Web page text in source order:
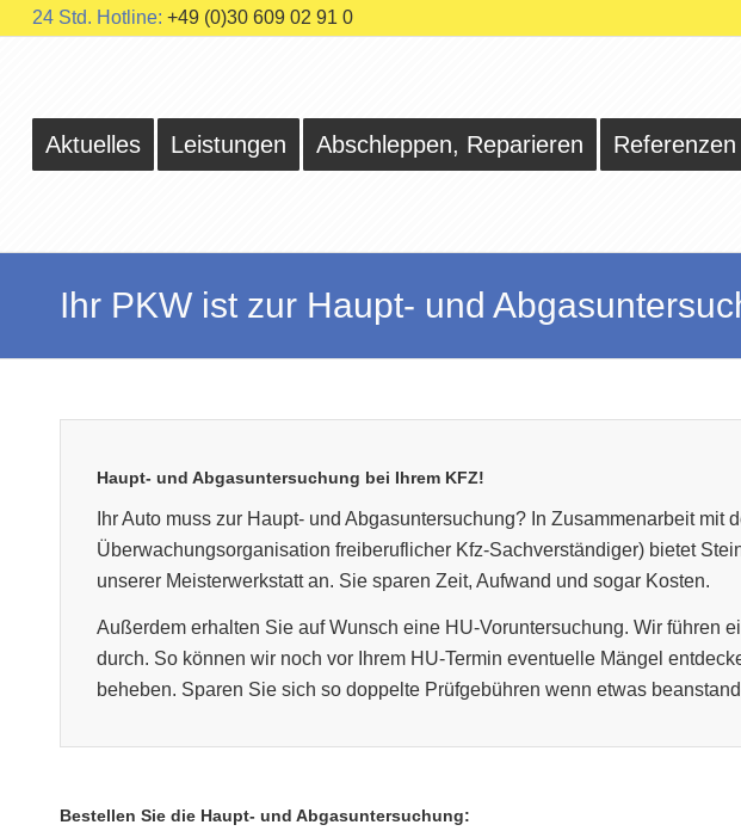
24 Std. Hotline: +49 (0)30 609 02 91 0
Aktuelles Leistungen Abschleppen, Reparieren Referenzen
Ihr PKW ist zur Haupt- und
Haupt- und Abgasuntersuchung bei Ihrem KFZ!
Ihr Auto muss zur Haupt- und Abgasuntersuchung? In Zusammenarbeit mit
Überwachungsorganisation freiberuflicher Kfz-Sachverständiger) bietet
unserer Meisterwerkstatt an. Sie sparen Zeit, Aufwand und sogar Kosten.
Außerdem erhalten Sie auf Wunsch eine HU-Voruntersuchung. Wir führen
durch. So können wir noch vor Ihrem HU-Termin eventuelle Mängel
beheben. Sparen Sie sich so doppelte Prüfgebühren wenn etwas
Bestellen Sie die Haupt- und Abgasuntersuchung: